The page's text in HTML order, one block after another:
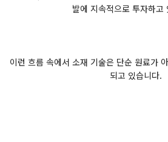
발에 지속적으로 투자하고
이런 흐름 속에서 소재 기술은 단순 원료가
되고 있습니다.